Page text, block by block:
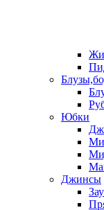
Юбки
Джинсы